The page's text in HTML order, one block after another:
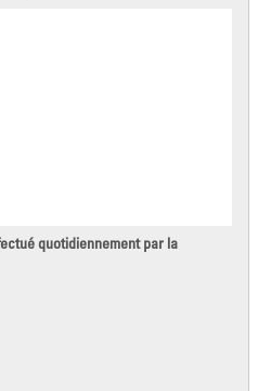
quotidiennement par la